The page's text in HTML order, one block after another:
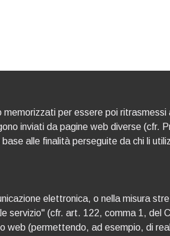
per essere poi
inviati da pagine web diverse (cfr.
alle finalità perseguite da chi li
elettronica, o nella misura
servizio" (cfr. art. 122, comma 1, del
web (permettendo, ad esempio, di